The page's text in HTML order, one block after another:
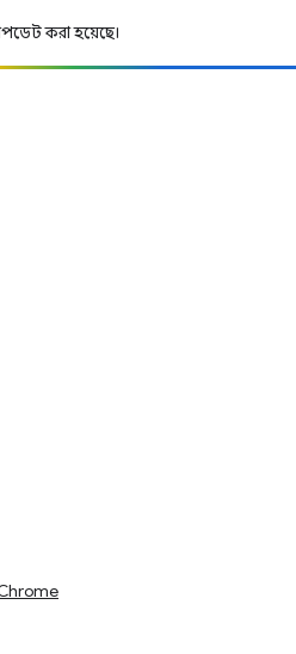
করা হয়েছে।